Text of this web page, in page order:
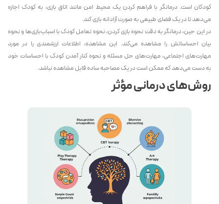
کودکان است. درمانگر با فراهم کردن یک محیط امن مانند اتاق بازی، به کودک اجازه
می‌دهد تا در یک فضای طبیعی به صورت آزادانه بازی کند.
در این حین، درمانگر به دقت نحوه بازی کردن، نحوه تعامل کودک با اسباب‌بازی‌ها و نحوه
بیان احساساتش را مشاهده می‌کند. این مشاهده، اطلاعات ارزشمندی را در مورد
مهارت‌های اجتماعی، مهارت‌های حل مسئله و نحوه کنار آمدن کودک با احساسات خود
به دست می‌دهد که ممکن است در یک مصاحبه ساده قابل مشاهده نباشد.
روش‌های درمانی مؤثر